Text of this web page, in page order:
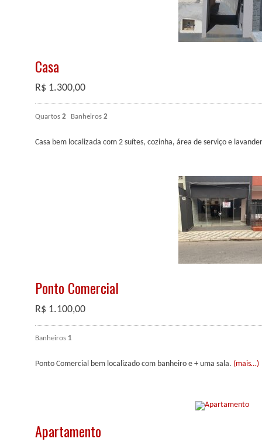
Casa
R$ 1.300,00
Quartos 2 Banheiros 2
Casa bem localizada com 2 suítes, cozinha, área de serviço e
Ponto Comercial
R$ 1.100,00
Banheiros 1
Ponto Comercial bem localizado com banheiro e + uma sala. (mais…)
Apartamento